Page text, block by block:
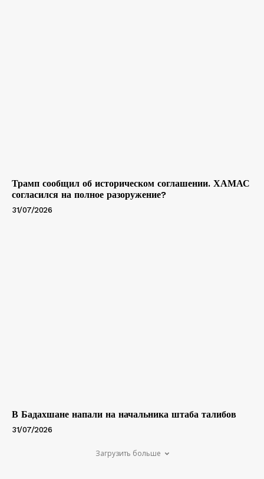
Трамп сообщил об историческом соглашении. ХАМАС
согласился на полное разоружение?
31/07/2026
В Бадахшане напали на начальника штаба талибов
31/07/2026
Загрузить больше